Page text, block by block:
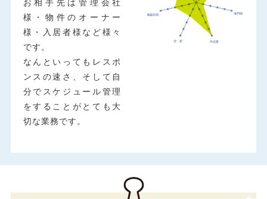
お相手先は管理会社
様・物件のオーナー
様・入居者様など様々
です。
なんといってもレスポ
ンスの速さ、そして自
分でスケジュール管理
をすることがとても大
切な業務です。